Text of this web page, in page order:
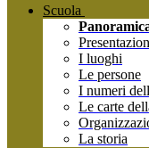
Scuola
I luoghi
Le persone
I numeri
Le carte
La storia